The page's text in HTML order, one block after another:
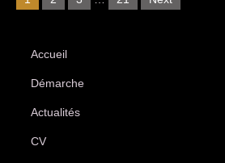
Accueil
Démarche
Actualités
CV